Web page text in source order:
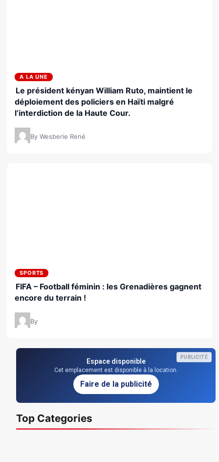
A LA UNE
Le président kényan William Ruto, maintient le
déploiement des policiers en Haïti malgré
l’interdiction de la Haute Cour.
By Wesberie René
SPORTS
FIFA – Football féminin : les Grenadières gagnent
encore du terrain !
By
PUBLICITÉ
Espace disponible
Cet emplacement est disponible à la location.
Faire de la publicité
Top Categories